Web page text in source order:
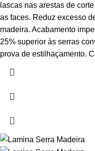
lascas nas arestas de
as faces. Reduz excesso
madeira. Acabamento
25% superior às serras
prova de estilhaçamento.